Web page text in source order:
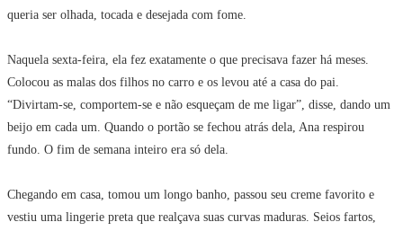
queria ser olhada, tocada e desejada com fome.
Naquela sexta-feira, ela fez exatamente o que precisava fazer há meses.
Colocou as malas dos filhos no carro e os levou até a casa do pai.
“Divirtam-se, comportem-se e não esqueçam de me ligar”, disse, dando um
beijo em cada um. Quando o portão se fechou atrás dela, Ana respirou
fundo. O fim de semana inteiro era só dela.
Chegando em casa, tomou um longo banho, passou seu creme favorito e
vestiu uma lingerie preta que realçava suas curvas maduras. Seios fartos,